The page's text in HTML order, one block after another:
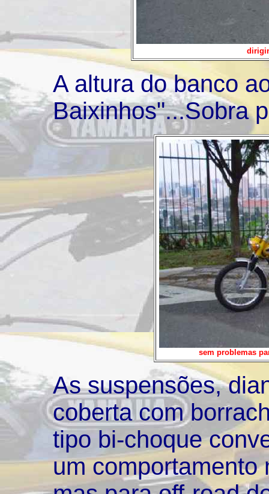
A altura do banco
Baixinhos"...Sobra
sem problemas
As suspensões,
coberta com
tipo bi-choque
um comportamento